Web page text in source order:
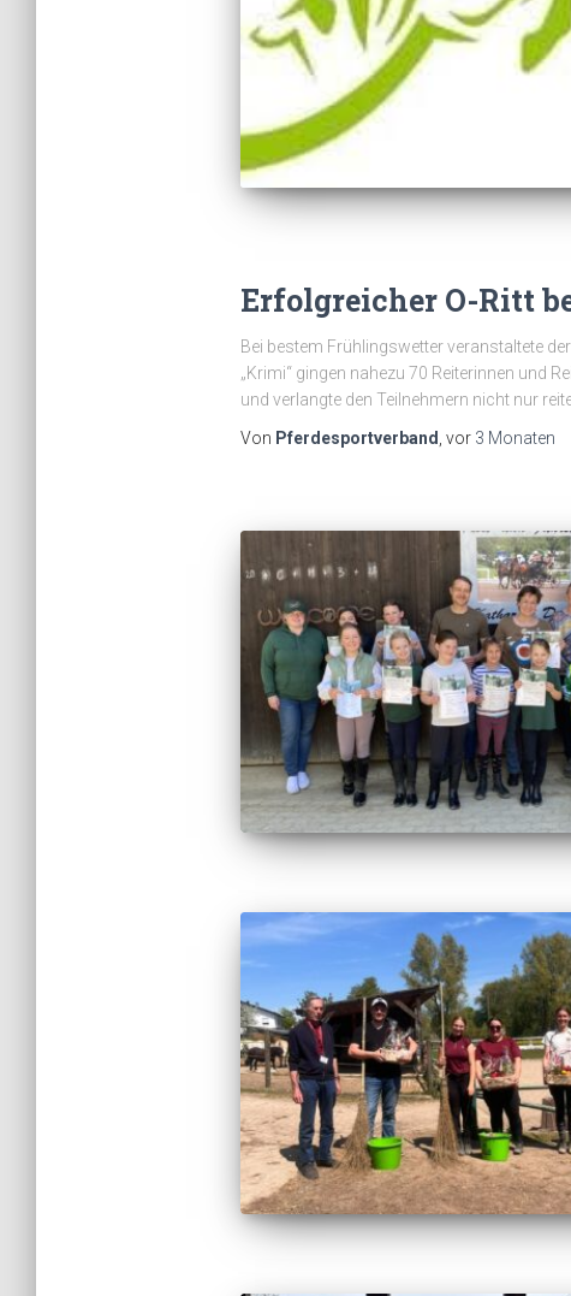
Erfolgreicher O-Ritt
Bei bestem Frühlingswetter veranstaltete
„Krimi“ gingen nahezu 70 Reiterinnen und
und verlangte den Teilnehmern nicht nur
Von Pferdesportverband, vor 3 Monaten